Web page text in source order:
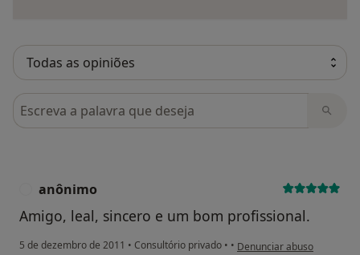
Pesquisar em opiniões
anônimo
Amigo, leal, sincero e um bom profissional.
5 de dezembro de 2011 • Consultório privado • • na opinião do utilizador
Denunciar abuso